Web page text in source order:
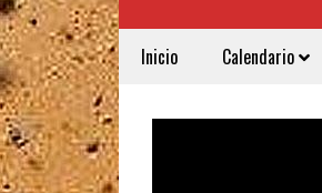
Inicio Calendario